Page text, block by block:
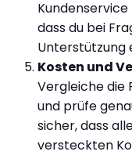
dass du bei
Unterstützung
Kosten und
Vergleiche die
und prüfe
sicher, dass
versteckten